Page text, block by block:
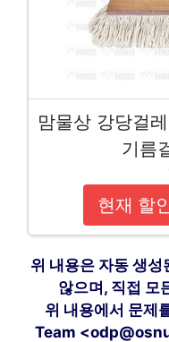
맘물상 강당걸
기름
현재 할
위 내용은 자동 생성
않으며, 직접 모
위 내용에서 문제
Team